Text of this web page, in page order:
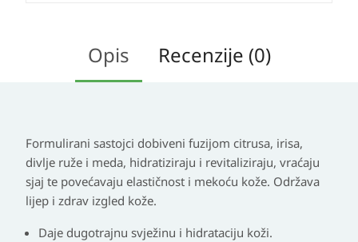
Opis Recenzije (0)
Formulirani sastojci dobiveni fuzijom citrusa, irisa,
divlje ruže i meda, hidratiziraju i revitaliziraju, vraćaju
sjaj te povećavaju elastičnost i mekoću kože. Održava
lijep i zdrav izgled kože.
Daje dugotrajnu svježinu i hidrataciju koži.